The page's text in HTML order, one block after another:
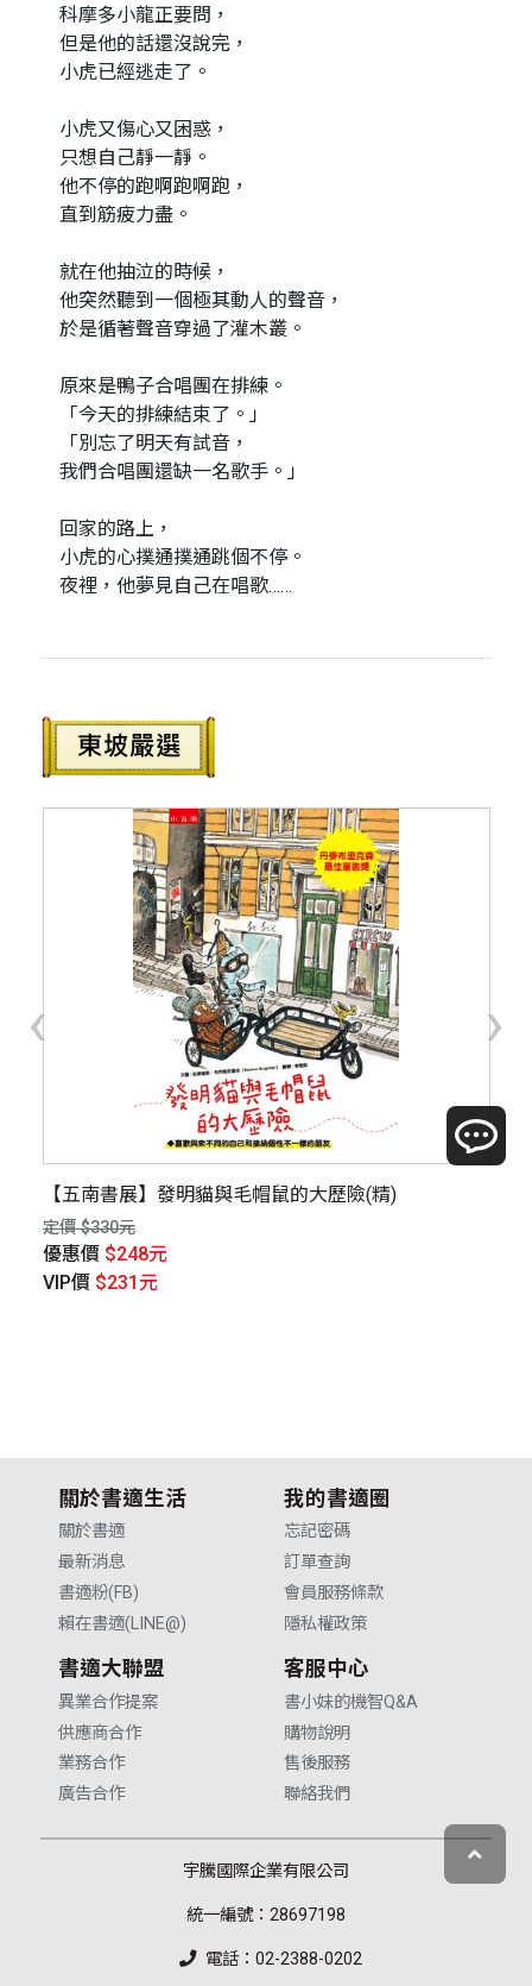
科摩多小龍正要問，
但是他的話還沒說完，
小虎已經逃走了。
小虎又傷心又困惑，
只想自己靜一靜。
他不停的跑啊跑啊跑，
直到筋疲力盡。
就在他抽泣的時候，
他突然聽到一個極其動人的聲音，
於是循著聲音穿過了灌木叢。
原來是鴨子合唱團在排練。
「今天的排練結束了。」
「別忘了明天有試音，
我們合唱團還缺一名歌手。」
回家的路上，
小虎的心撲通撲通跳個不停。
夜裡，他夢見自己在唱歌……
【五南書展】發明貓與毛帽鼠的大歷險(精)
定價 $330元
優惠價 $248元
VIP價 $231元
‹ ›
關於書適生活
關於書適
最新消息
書適粉(FB)
賴在書適(LINE@)
我的書適圈
忘記密碼
訂單查詢
會員服務條款
隱私權政策
書適大聯盟
異業合作提案
供應商合作
業務合作
廣告合作
客服中心
書小妹的機智Q&A
購物說明
售後服務
聯絡我們
宇騰國際企業有限公司
統一編號：28697198
電話：02-2388-0202